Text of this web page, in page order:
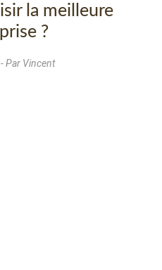
la meilleure
?
- Par Vincent